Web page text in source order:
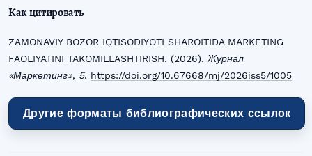
Как цитировать
ZAMONAVIY BOZOR IQTISODIYOTI SHAROITIDA MARKETING
FAOLIYATINI TAKOMILLASHTIRISH. (2026). Журнал
«Маркетинг», 5. https://doi.org/10.67668/mj/2026iss5/1005
Другие форматы библиографических ссылок